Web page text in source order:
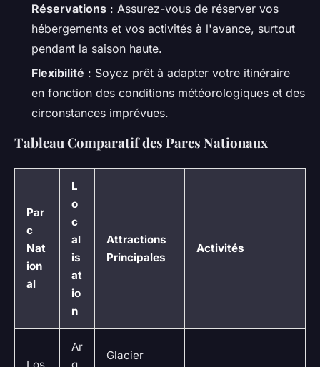
Réservations : Assurez-vous de réserver vos
hébergements et vos activités à l'avance, surtout
pendant la saison haute.
Flexibilité : Soyez prêt à adapter votre itinéraire
en fonction des conditions météorologiques et des
circonstances imprévues.
Tableau Comparatif des Parcs Nationaux
Par
c
Nat
ion
al
L
o
c
al
is
at
io
n
Attractions
Principales
Activités
Ar
Glacier